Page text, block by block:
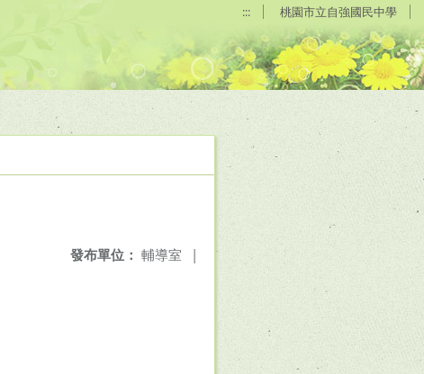
::: 桃園市立自強國民中學
發布單位： 輔導室 |